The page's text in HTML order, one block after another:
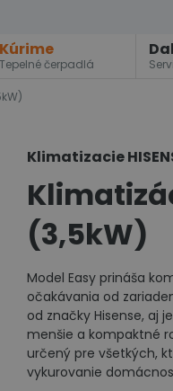
Kúrime
Tepelné čerpadlá
Klimatizacie
(3,5kW)
Model Easy prináša
očakávania od
od značky Hisense, aj
menšie a kompaktné
určený pre všetkých,
vykurovanie